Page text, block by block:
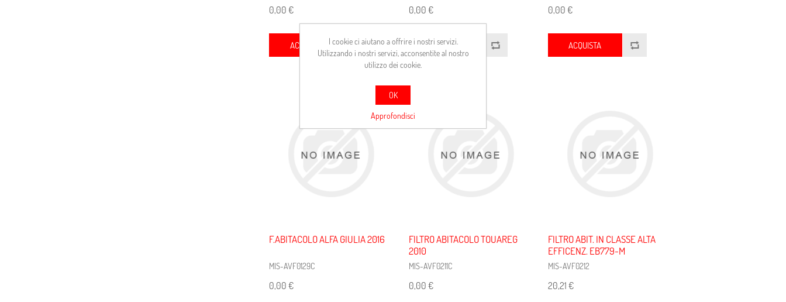
0,00 €
ACQUISTA
0,00 €
ACQUISTA
0,00 €
ACQUISTA
F.ABITACOLO ALFA GIULIA 2016
MIS-AVF0129C
0,00 €
FILTRO ABITACOLO TOUAREG
2010
MIS-AVF0211C
0,00 €
FILTRO ABIT. IN CLASSE ALTA
EFFICENZ. EB779-M
MIS-AVF0212
20,21 €
I cookie ci aiutano a offrire i nostri servizi.
Utilizzando i nostri servizi, acconsentite al nostro
utilizzo dei cookie.
OK
Approfondisci